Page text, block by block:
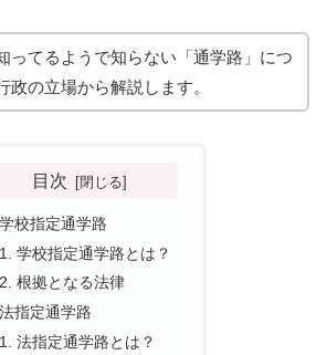
ってるようで知らない「通学路」につ
政の立場から解説します。
目次
学校指定通学路
学校指定通学路とは？
根拠となる法律
法指定通学路
法指定通学路とは？